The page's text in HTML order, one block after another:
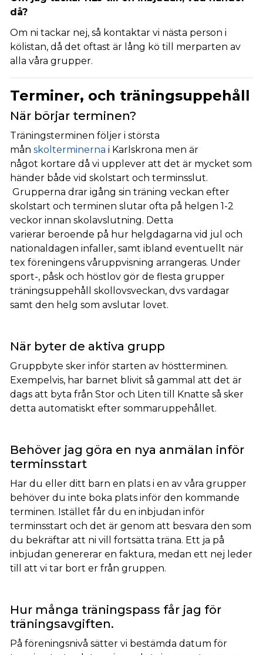
då?
Om ni tackar nej, så kontaktar vi nästa person i
kölistan, då det oftast är lång kö till merparten av
alla våra grupper.
Terminer, och träningsuppehåll
När börjar terminen?
Träningsterminen följer i största
mån skolterminerna i Karlskrona men är
något kortare då vi upplever att det är mycket som
händer både vid skolstart och terminsslut.
Grupperna drar igång sin träning veckan efter
skolstart och terminen slutar ofta på helgen 1-2
veckor innan skolavslutning. Detta
varierar beroende på hur helgdagarna vid jul och
nationaldagen infaller, samt ibland eventuellt när
tex föreningens våruppvisning arrangeras. Under
sport-, påsk och höstlov gör de flesta grupper
träningsuppehåll skollovsveckan, dvs vardagar
samt den helg som avslutar lovet.
När byter de aktiva grupp
Gruppbyte sker inför starten av höstterminen.
Exempelvis, har barnet blivit så gammal att det är
dags att byta från Stor och Liten till Knatte så sker
detta automatiskt efter sommaruppehållet.
Behöver jag göra en nya anmälan inför
terminsstart
Har du eller ditt barn en plats i en av våra grupper
behöver du inte boka plats inför den kommande
terminen. Istället får du en inbjudan inför
terminsstart och det är genom att besvara den som
du bekräftar att ni vill fortsätta träna. Ett ja på
inbjudan genererar en faktura, medan ett nej leder
till att vi tar bort er från gruppen.
Hur många träningspass får jag för
träningsavgiften.
På föreningsnivå sätter vi bestämda datum för